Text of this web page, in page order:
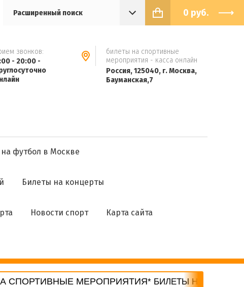
Расширенный поиск 0 руб.
звонков:
- 20:00 -
билеты на спортивные
мероприятия - касса онлайн
Россия, 125040, г. Москва,
Бауманская,7
футбол в Москве
Билеты на концерты
Новости спорт Карта сайта
МЕРОПРИЯТИЯ* БИЛЕТЫ НА ФУТБОЛ *